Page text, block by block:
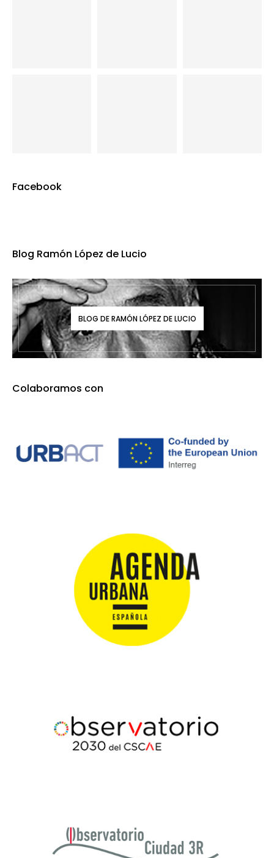
Facebook
Blog Ramón López de Lucio
BLOG DE RAMÓN LÓPEZ DE LUCIO
Colaboramos con